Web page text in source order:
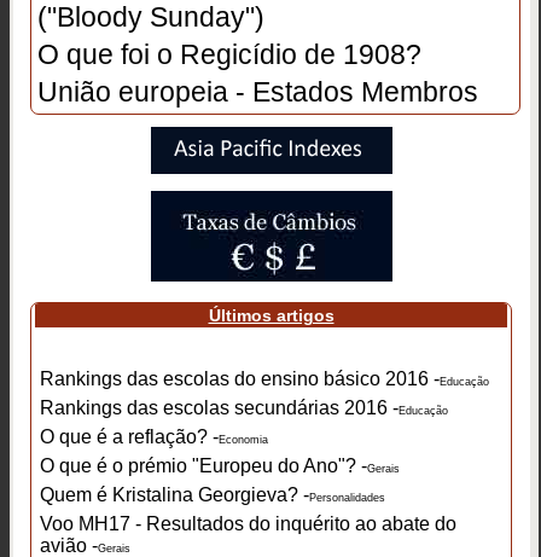
("Bloody Sunday")
O que foi o Regicídio de 1908?
União europeia - Estados Membros
Últimos artigos
Rankings das escolas do ensino básico 2016 -Educação
Rankings das escolas secundárias 2016 -Educação
O que é a reflação? -Economia
O que é o prémio "Europeu do Ano"? -Gerais
Quem é Kristalina Georgieva? -Personalidades
Voo MH17 - Resultados do inquérito ao abate do
avião -Gerais